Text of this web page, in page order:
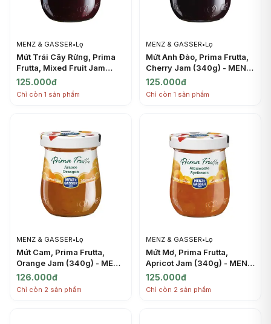
MENZ & GASSER•Lọ
Mứt Trái Cây Rừng, Prima
Frutta, Mixed Fruit Jam
(340g) - MENZ & GASSER
125.000đ
Chỉ còn 1 sản phẩm
MENZ & GASSER•Lọ
Mứt Anh Đào, Prima Frutta,
Cherry Jam (340g) - MENZ
& GASSER
125.000đ
Chỉ còn 1 sản phẩm
MENZ & GASSER•Lọ
Mứt Cam, Prima Frutta,
Orange Jam (340g) - MENZ
& GASSER
126.000đ
Chỉ còn 2 sản phẩm
MENZ & GASSER•Lọ
Mứt Mơ, Prima Frutta,
Apricot Jam (340g) - MENZ
& GASSER
125.000đ
Chỉ còn 2 sản phẩm